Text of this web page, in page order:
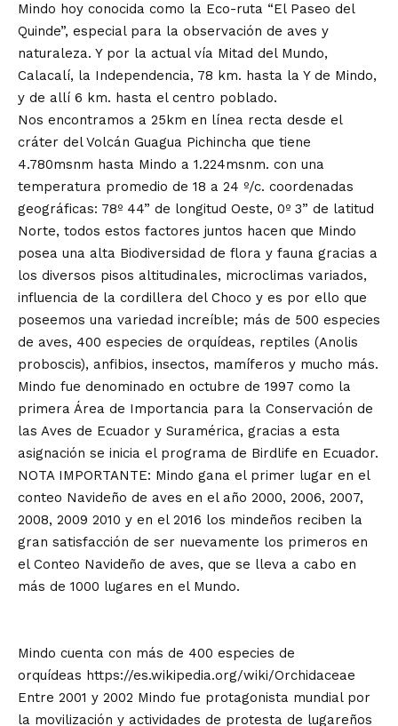
Mindo hoy conocida como la Eco-ruta “El Paseo del
Quinde”, especial para la observación de aves y
naturaleza. Y por la actual vía Mitad del Mundo,
Calacalí, la Independencia, 78 km. hasta la Y de Mindo,
y de allí 6 km. hasta el centro poblado.
Nos encontramos a 25km en línea recta desde el
cráter del Volcán Guagua Pichincha que tiene
4.780msnm hasta Mindo a 1.224msnm. con una
temperatura promedio de 18 a 24 º/c. coordenadas
geográficas: 78º 44” de longitud Oeste, 0º 3” de latitud
Norte, todos estos factores juntos hacen que Mindo
posea una alta Biodiversidad de flora y fauna gracias a
los diversos pisos altitudinales, microclimas variados,
influencia de la cordillera del Choco y es por ello que
poseemos una variedad increíble; más de 500 especies
de aves, 400 especies de orquídeas, reptiles (Anolis
proboscis), anfibios, insectos, mamíferos y mucho más.
Mindo fue denominado en octubre de 1997 como la
primera Área de Importancia para la Conservación de
las Aves de Ecuador y Suramérica, gracias a esta
asignación se inicia el programa de Birdlife en Ecuador.
NOTA IMPORTANTE: Mindo gana el primer lugar en el
conteo Navideño de aves en el año 2000, 2006, 2007,
2008, 2009 2010 y en el 2016 los mindeños reciben la
gran satisfacción de ser nuevamente los primeros en
el Conteo Navideño de aves, que se lleva a cabo en
más de 1000 lugares en el Mundo.
Mindo cuenta con más de 400 especies de
orquídeas https://es.wikipedia.org/wiki/Orchidaceae
Entre 2001 y 2002 Mindo fue protagonista mundial por
la movilización y actividades de protesta de lugareños